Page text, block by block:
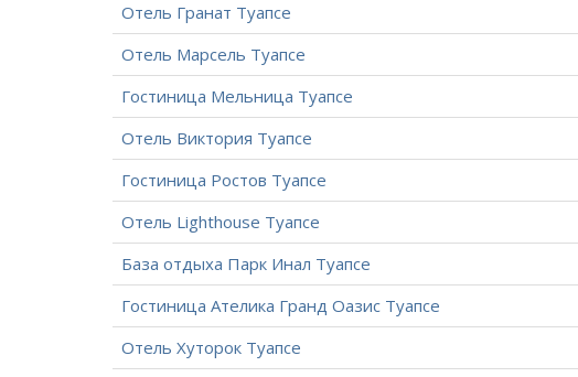
Отель Гранат Туапсе
Отель Марсель Туапсе
Гостиница Мельница Туапсе
Отель Виктория Туапсе
Гостиница Ростов Туапсе
Отель Lighthouse Туапсе
База отдыха Парк Инал Туапсе
Гостиница Ателика Гранд Оазис Туапсе
Отель Хуторок Туапсе